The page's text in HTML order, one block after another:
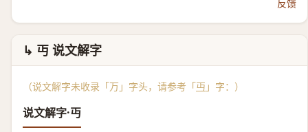
反馈
↳ 丏 说文解字
（说文解字未收录「万」字头，请参考「丏 」字：）
说文解字·丏